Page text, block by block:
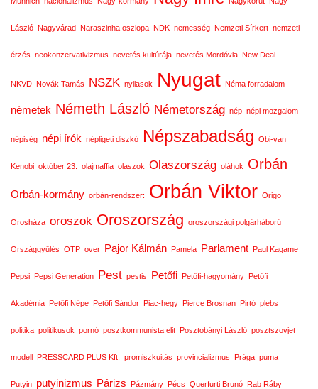
László Nagyvárad Naraszinha oszlopa NDK nemesség Nemzeti Sírkert nemzeti
érzés neokonzervativizmus nevetés kultúrája nevetés Mordóvia New Deal
NKVD Novák Tamás NSZK nyilasok Nyugat Néma forradalom
németek Németh László Németország nép népi mozgalom
népiség népi írók népligeti diszkó Népszabadság Obi-van
Kenobi október 23. olajmaffia olaszok Olaszország oláhok Orbán
Orbán-kormány orbán-rendszer: Orbán Viktor Origo
Orosháza oroszok Oroszország oroszországi polgárháború
Országgyűlés OTP over Pajor Kálmán Pamela Parlament Paul Kagame
Pepsi Pepsi Generation Pest pestis Petőfi Petőfi-hagyomány Petőfi
Akadémia Petőfi Népe Petőfi Sándor Piac-hegy Pierce Brosnan Pirtó plebs
politika politikusok pornó posztkommunista elit Posztobányi László posztszovjet
modell PRESSCARD PLUS Kft. promiszkuitás provincializmus Prága puma
Putyin putyinizmus Párizs Pázmány Pécs Querfurti Brunó Rab Ráby